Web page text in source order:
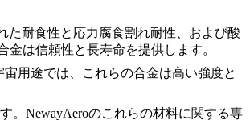
た耐食性と応力腐食割れ耐性、および酸
は信頼性と長寿命を提供します。
用途では、これらの合金は高い強度と
。NewayAeroのこれらの材料に関する専